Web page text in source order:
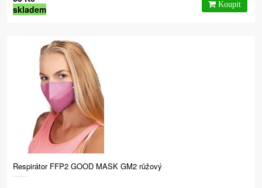
skladem
Respirátor FFP2 GOOD MASK GM2 růžový